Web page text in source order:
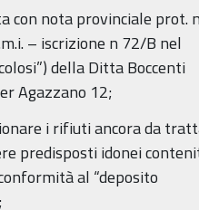
con nota provinciale prot.
– iscrizione n 72/B nel
della Ditta Boccenti
Agazzano 12;
i rifiuti ancora da
predisposti idonei
al “deposito